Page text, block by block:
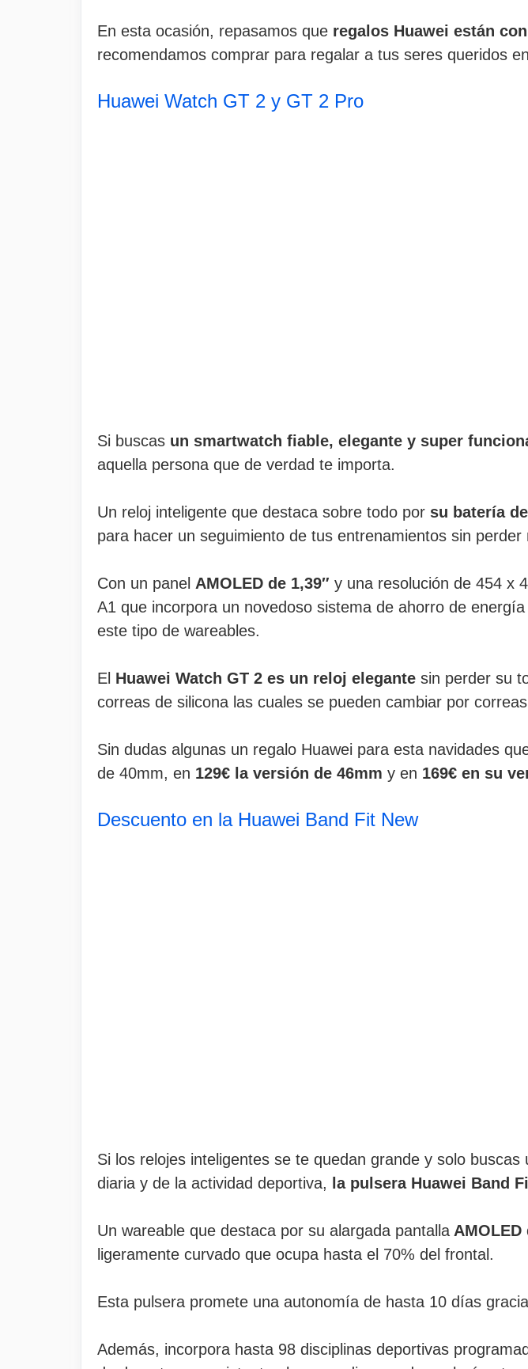
En esta ocasión, repasamos que regalos Huawei están
recomendamos comprar para regalar a tus seres queridos
Huawei Watch GT 2 y GT 2 Pro
Si buscas un smartwatch fiable, elegante y super
aquella persona que de verdad te importa.
Un reloj inteligente que destaca sobre todo por su batería de l
para hacer un seguimiento de tus entrenamientos sin perder
Con un panel AMOLED de 1,39″ y una resolución de 454 x
A1 que incorpora un novedoso sistema de ahorro de
este tipo de wareables.
El Huawei Watch GT 2 es un reloj elegante sin perder su
correas de silicona las cuales se pueden cambiar por
Sin dudas algunas un regalo Huawei para esta navidades
de 40mm, en 129€ la versión de 46mm y en 169€ en su
Descuento en la Huawei Band Fit New
Si los relojes inteligentes se te quedan grande y solo
diaria y de la actividad deportiva,
la pulsera Huawei Band
Un wareable que destaca por su alargada pantalla AMOLED
ligeramente curvado que ocupa hasta el 70% del frontal.
Esta pulsera promete una autonomía de hasta 10 días
Además, incorpora hasta 98 disciplinas deportivas